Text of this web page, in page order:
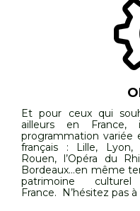
Et pour ceux qui
ailleurs en
programmation variée
français : Lille, Lyon,
Rouen, l’Opéra du
Bordeaux…en même
patrimoine
France. N’hésitez pas